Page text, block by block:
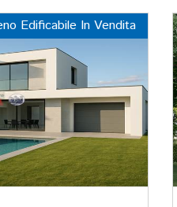
Edificabile In Vendita